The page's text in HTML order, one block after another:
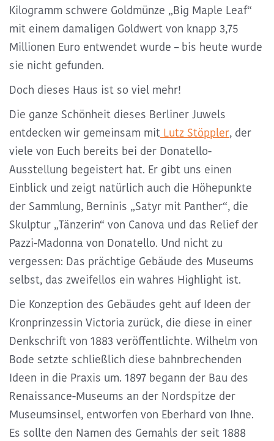
Kilogramm schwere Goldmünze „Big Maple Leaf“
mit einem damaligen Goldwert von knapp 3,75
Millionen Euro entwendet wurde – bis heute wurde
sie nicht gefunden.
Doch dieses Haus ist so viel mehr!
Die ganze Schönheit dieses Berliner Juwels
entdecken wir gemeinsam mit Lutz Stöppler, der
viele von Euch bereits bei der Donatello-
Ausstellung begeistert hat. Er gibt uns einen
Einblick und zeigt natürlich auch die Höhepunkte
der Sammlung, Berninis „Satyr mit Panther“, die
Skulptur „Tänzerin“ von Canova und das Relief der
Pazzi-Madonna von Donatello. Und nicht zu
vergessen: Das prächtige Gebäude des Museums
selbst, das zweifellos ein wahres Highlight ist.
Die Konzeption des Gebäudes geht auf Ideen der
Kronprinzessin Victoria zurück, die diese in einer
Denkschrift von 1883 veröffentlichte. Wilhelm von
Bode setzte schließlich diese bahnbrechenden
Ideen in die Praxis um. 1897 begann der Bau des
Renaissance-Museums an der Nordspitze der
Museumsinsel, entworfen von Eberhard von Ihne.
Es sollte den Namen des Gemahls der seit 1888